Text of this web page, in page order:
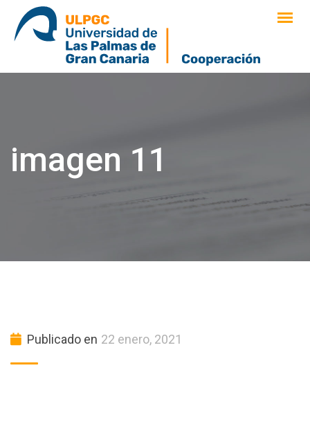
saltar
contenido
imagen 11
Publicado en 22 enero, 2021